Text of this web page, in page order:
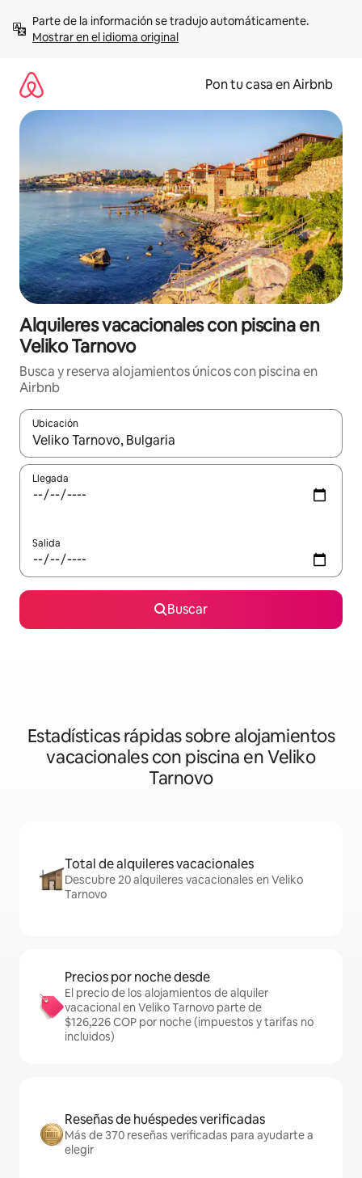
contenidoMostrar en el idioma original
Pon tu casa en Airbnb
Alquileres vacacionales con piscina en
Veliko Tarnovo
Busca y reserva alojamientos únicos con piscina en
Airbnb
Ubicación
Cuando los resultados estén disponibles, navega con las
Llegada
Salida
Buscar
Estadísticas rápidas sobre alojamientos
vacacionales con piscina en Veliko
Tarnovo
Total de alquileres vacacionales
Descubre 20 alquileres vacacionales en Veliko
Tarnovo
Precios por noche desde
El precio de los alojamientos de alquiler
vacacional en Veliko Tarnovo parte de
$126,226 COP por noche (impuestos y tarifas no
incluidos)
Reseñas de huéspedes verificadas
Más de 370 reseñas verificadas para ayudarte a
elegir